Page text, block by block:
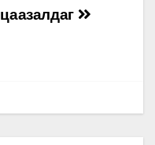
цаазалдаг